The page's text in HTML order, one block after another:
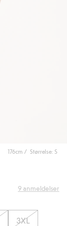
176cm / Størrelse: S
9 anmeldelser
3XL